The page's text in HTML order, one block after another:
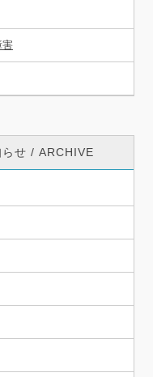
害
らせ / ARCHIVE